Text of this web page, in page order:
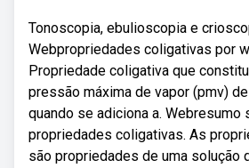
Tonoscopia, ebulioscopia e
Webpropriedades coligativas por
Propriedade coligativa que
pressão máxima de vapor (pmv)
quando se adiciona a. Webresumo
propriedades coligativas. As
são propriedades de uma solução